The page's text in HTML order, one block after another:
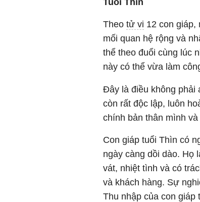
Theo tử vi 12 con giáp,
mối quan hệ rộng và
thể theo đuổi cùng lúc
này có thể vừa làm
Đây là điều không phải
còn rất độc lập, luôn
chính bản thân mình
Con giáp tuổi Thìn có
ngày càng dồi dào. Họ
vát, nhiệt tình và có
và khách hàng. Sự
Thu nhập của con giáp